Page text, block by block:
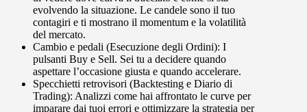
evolvendo la situazione. Le candele sono il tuo
contagiri e ti mostrano il momentum e la volatilità
del mercato.
Cambio e pedali (Esecuzione degli Ordini): I
pulsanti Buy e Sell. Sei tu a decidere quando
aspettare l’occasione giusta e quando accelerare.
Specchietti retrovisori (Backtesting e Diario di
Trading): Analizzi come hai affrontato le curve per
imparare dai tuoi errori e ottimizzare la strategia per